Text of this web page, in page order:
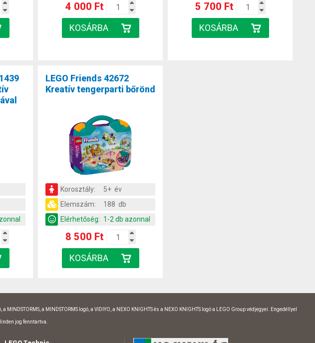
4 000 Ft 5 700 Ft
LEGO Friends 42672
Kreatív tengerparti bőrönd
Korosztály:
5+ év
Elemszám:
188 db
Elérhetőség: 1-2 db azonnal
8 500 Ft
a MINDSTORMS logó, a VIDIYO, a NEXO KNIGHTS és a NEXO KNIGHTS logó a LEGO Group védjegyei. Engedéllyel
jog fenntartva.